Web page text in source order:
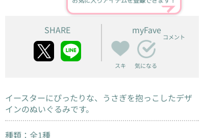
SHARE myFave
スキ 気になる
コメント
イースターにぴったりな、うさぎを抱っこしたデザ
インのぬいぐるみです。
種類：全1種